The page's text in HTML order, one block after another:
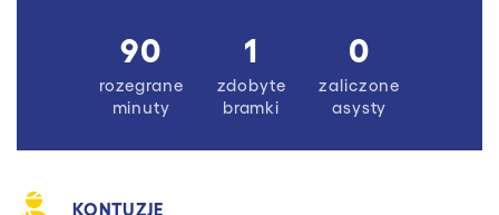
90
rozegrane
minuty
1
zdobyte
bramki
0
zaliczone
asysty
KONTUZJE